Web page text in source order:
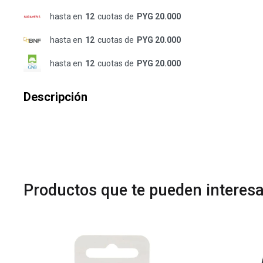
hasta en 12 cuotas de PYG 20.000
hasta en 12 cuotas de PYG 20.000
hasta en 12 cuotas de PYG 20.000
Descripción
Productos que te pueden